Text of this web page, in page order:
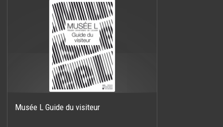
Musée L Guide du visiteur